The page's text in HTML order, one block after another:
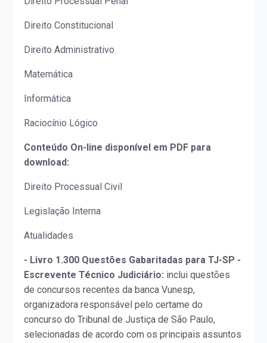
Direito Constitucional
Direito Administrativo
Matemática
Informática
Raciocínio Lógico
Conteúdo On-line disponível em PDF para
download:
Direito Processual Civil
Legislação Interna
Atualidades
- Livro 1.300 Questões Gabaritadas para TJ-SP -
Escrevente Técnico Judiciário: inclui questões
de concursos recentes da banca Vunesp,
organizadora responsável pelo certame do
concurso do Tribunal de Justiça de São Paulo,
selecionadas de acordo com os principais assuntos